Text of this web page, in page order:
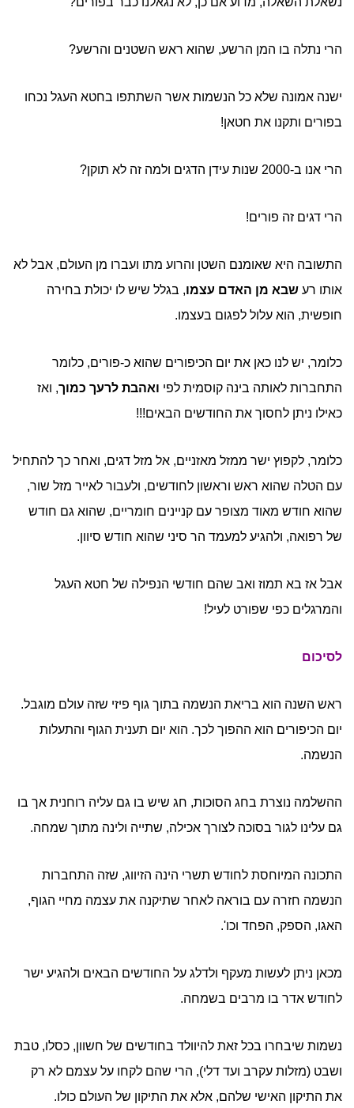
הרי נתלה בו המן הרשע, שהוא ראש השטנים והרשע?
ישנה אמונה שלא כל הנשמות אשר השתתפו בחטא העגל נכחו
בפורים ותקנו את חטאן!
הרי אנו ב-2000 שנות עידן הדגים ולמה זה לא תוקן?
הרי דגים זה פורים!
התשובה היא שאומנם השטן והרוע מתו ועברו מן העולם, אבל לא
אותו רע שבא מן האדם עצמו, בגלל שיש לו יכולת בחירה
חופשית, הוא עלול לפגום בעצמו.
כלומר, יש לנו כאן את יום הכיפורים שהוא כ-פורים, כלומר
התחברות לאותה בינה קוסמית לפי ואהבת לרעך כמוך, ואז
כאילו ניתן לחסוך את החודשים הבאים!!!
כלומר, לקפוץ ישר ממזל מאזניים, אל מזל דגים, ואחר כך להתחיל
עם הטלה שהוא ראש וראשון לחודשים, ולעבור לאייר מזל שור,
שהוא חודש מאוד מצופר עם קניינים חומריים, שהוא גם חודש
של רפואה, ולהגיע למעמד הר סיני שהוא חודש סיוון.
אבל אז בא תמוז ואב שהם חודשי הנפילה של חטא העגל
והמרגלים כפי שפורט לעיל!
לסיכום
ראש השנה הוא בריאת הנשמה בתוך גוף פיזי שזה עולם מוגבל.
יום הכיפורים הוא ההפוך לכך. הוא יום תענית הגוף והתעלות
הנשמה.
ההשלמה נוצרת בחג הסוכות, חג שיש בו גם עליה רוחנית אך בו
גם עלינו לגור בסוכה לצורך אכילה, שתייה ולינה מתוך שמחה.
התכונה המיוחסת לחודש תשרי הינה הזיווג, שזה התחברות
הנשמה חזרה עם בוראה לאחר שתיקנה את עצמה מחיי הגוף,
האגו, הספק, הפחד וכו'.
מכאן ניתן לעשות מעקף ולדלג על החודשים הבאים ולהגיע ישר
לחודש אדר בו מרבים בשמחה.
נשמות שיבחרו בכל זאת להיוולד בחודשים של חשוון, כסלו, טבת
ושבט (מזלות עקרב ועד דלי), הרי שהם לקחו על עצמם לא רק
את התיקון האישי שלהם, אלא את התיקון של העולם כולו.